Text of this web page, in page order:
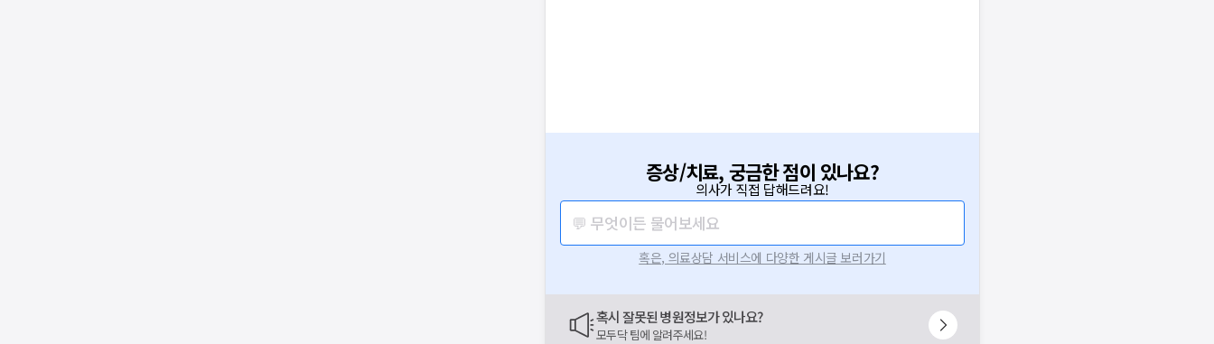
증상/치료, 궁금한 점이 있나요?
의사가 직접 답해드려요!
💬 무엇이든 물어보세요
혹은, 의료상담 서비스에 다양한 게시글 보러가기
혹시 잘못된 병원정보가 있나요?
모두닥 팀에 알려주세요!